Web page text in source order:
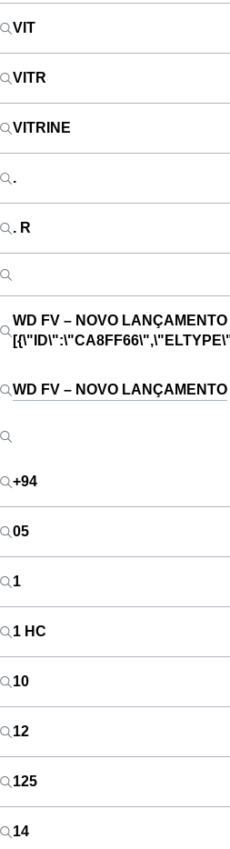
VIT
VITR
VITRINE
.
. R
WD FV – NOVO LANÇAMENTO
WD FV – NOVO LANÇAMENTO
+94
05
1
1 HC
10
12
125
14